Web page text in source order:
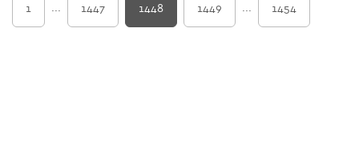
1 1447 1448 1449 1454